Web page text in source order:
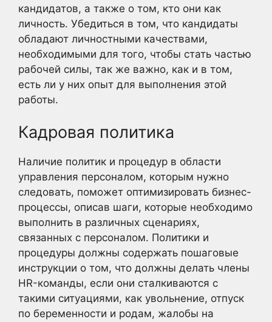
кандидатов, а также о том, кто они как
личность. Убедиться в том, что кандидаты
обладают личностными качествами,
необходимыми для того, чтобы стать частью
рабочей силы, так же важно, как и в том,
есть ли у них опыт для выполнения этой
работы.
Кадровая политика
Наличие политик и процедур в области
управления персоналом, которым нужно
следовать, поможет оптимизировать бизнес-
процессы, описав шаги, которые необходимо
выполнить в различных сценариях,
связанных с персоналом. Политики и
процедуры должны содержать пошаговые
инструкции о том, что должны делать члены
HR-команды, если они сталкиваются с
такими ситуациями, как увольнение, отпуск
по беременности и родам, жалобы на